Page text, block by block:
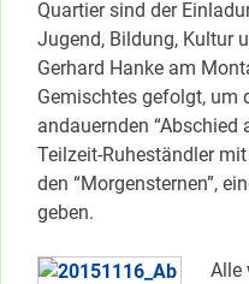
Quartier sind der
Jugend, Bildung, Kultur
Gerhard Hanke am
Gemischtes gefolgt, um
andauernden “Abschied
Teilzeit-Ruheständler
den “Morgensternen”,
geben.
Alle